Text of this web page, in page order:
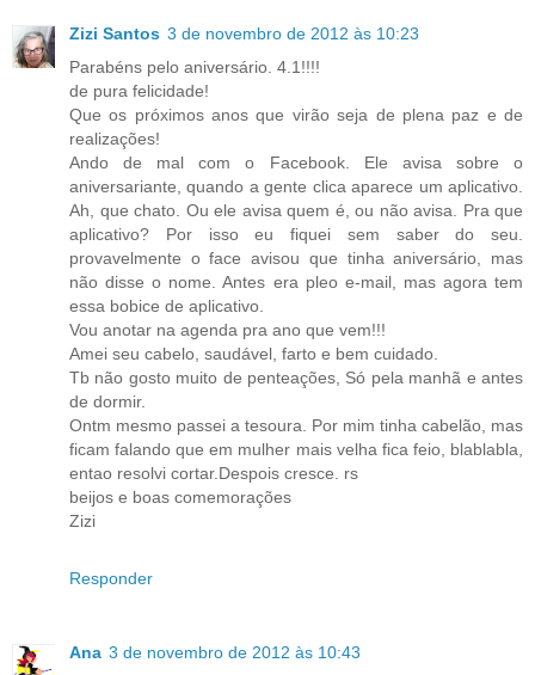
Zizi Santos 3 de novembro de 2012 às 10:23
Parabéns pelo aniversário. 4.1!!!!
de pura felicidade!
Que os próximos anos que virão seja de plena paz e de
realizações!
Ando de mal com o Facebook. Ele avisa sobre o
aniversariante, quando a gente clica aparece um aplicativo.
Ah, que chato. Ou ele avisa quem é, ou não avisa. Pra que
aplicativo? Por isso eu fiquei sem saber do seu.
provavelmente o face avisou que tinha aniversário, mas
não disse o nome. Antes era pleo e-mail, mas agora tem
essa bobice de aplicativo.
Vou anotar na agenda pra ano que vem!!!
Amei seu cabelo, saudável, farto e bem cuidado.
Tb não gosto muito de penteações, Só pela manhã e antes
de dormir.
Ontm mesmo passei a tesoura. Por mim tinha cabelão, mas
ficam falando que em mulher mais velha fica feio, blablabla,
entao resolvi cortar.Despois cresce. rs
beijos e boas comemorações
Zizi
Responder
Ana 3 de novembro de 2012 às 10:43